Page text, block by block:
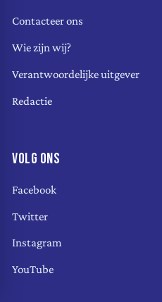
Contacteer ons
Wie zijn wij?
Verantwoordelijke uitgever
Redactie
VOLG ONS
Facebook
Twitter
Instagram
YouTube